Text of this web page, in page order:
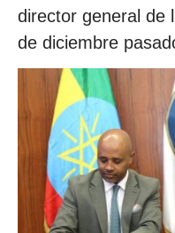
director general de
de diciembre